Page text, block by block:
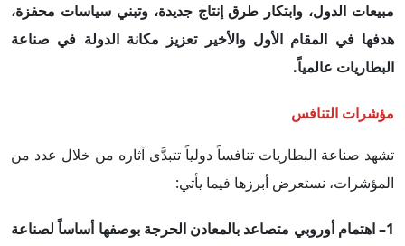
مبيعات الدول، وابتكار طرق إنتاج جديدة، وتبني سياسات محفزة،
هدفها في المقام الأول والأخير تعزيز مكانة الدولة في صناعة
البطاريات عالمياً.
مؤشرات التنافس
تشهد صناعة البطاريات تنافساً دولياً تتبدَّى آثاره من خلال عدد من
المؤشرات، نستعرض أبرزها فيما يأتي:
1– اهتمام أوروبي متصاعد بالمعادن الحرجة بوصفها أساساً لصناعة